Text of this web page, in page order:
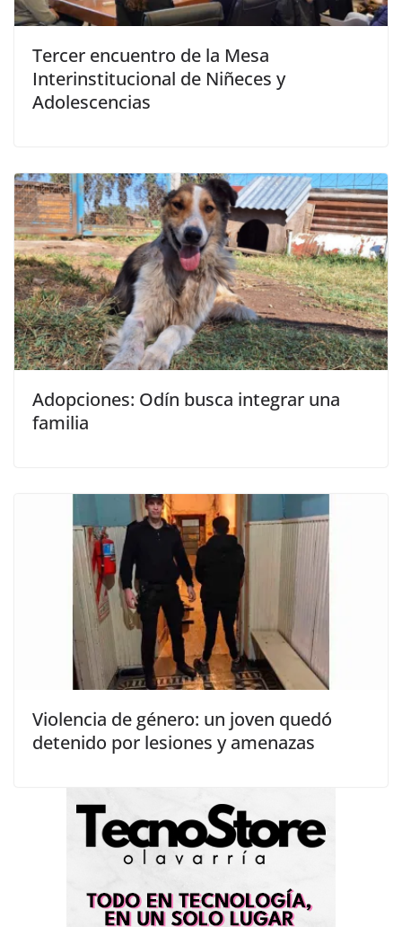
Tercer encuentro de la Mesa
Interinstitucional de Niñeces y
Adolescencias
Adopciones: Odín busca integrar una
familia
Violencia de género: un joven quedó
detenido por lesiones y amenazas